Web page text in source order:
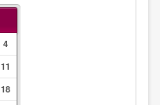
4
11
18